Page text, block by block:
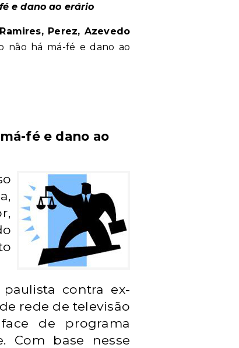
e dano ao erário
Perez, Azevedo
não há má-fé e dano ao
fé e dano ao
contra ex-
rede de televisão
de programa
Com base nesse